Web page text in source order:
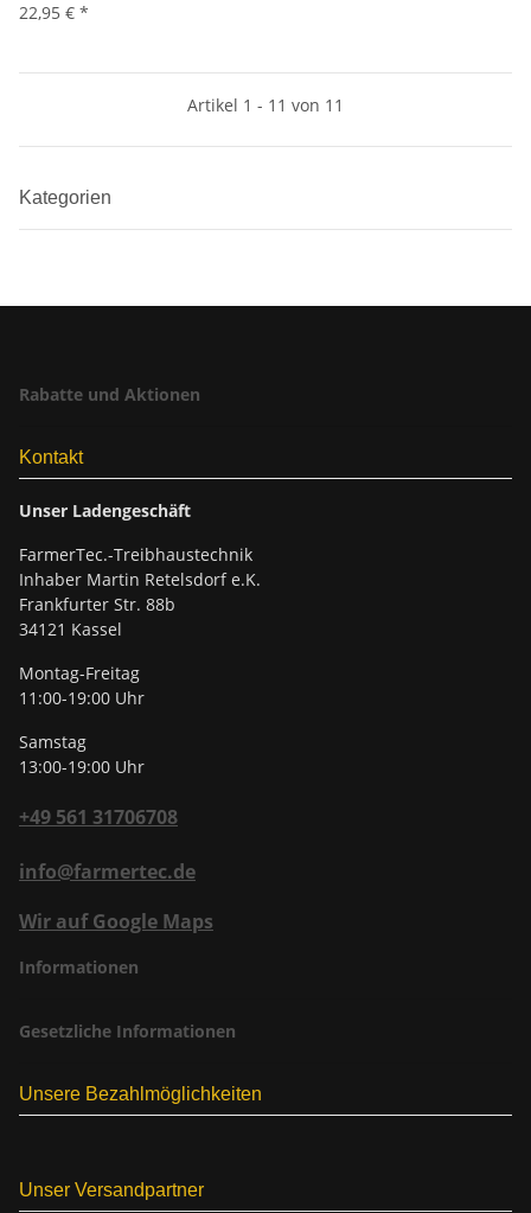
22,95 € *
Artikel 1 - 11 von 11
Kategorien
Rabatte und Aktionen
Kontakt
Unser Ladengeschäft
FarmerTec.-Treibhaustechnik
Inhaber Martin Retelsdorf e.K.
Frankfurter Str. 88b
34121 Kassel
Montag-Freitag
11:00-19:00 Uhr
Samstag
13:00-19:00 Uhr
+49 561 31706708
info@farmertec.de
Wir auf Google Maps
Informationen
Gesetzliche Informationen
Unsere Bezahlmöglichkeiten
Unser Versandpartner